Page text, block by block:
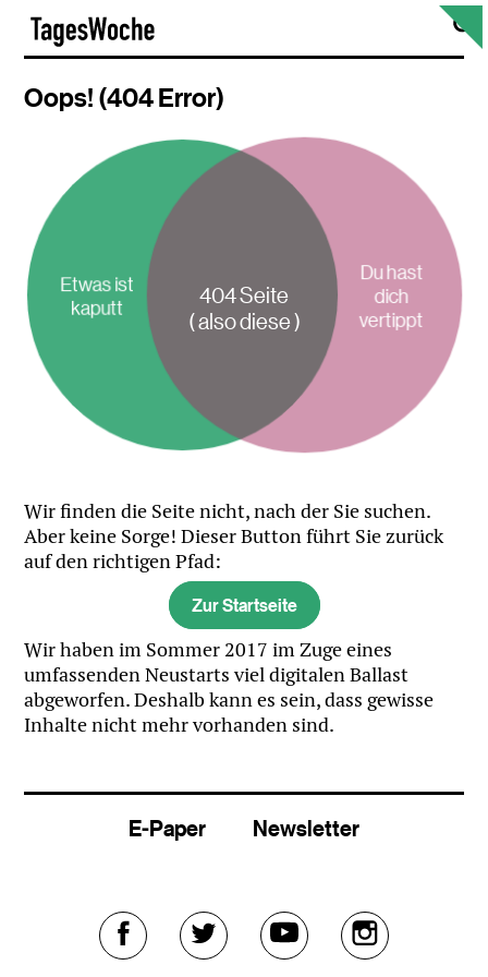
Skip
content
Oops! (404 Error)
Etwas ist
kaputt
404 Seite
( also diese )
Du hast
dich
vertippt
Wir finden die Seite nicht, nach der Sie suchen.
Aber keine Sorge! Dieser Button führt Sie zurück
auf den richtigen Pfad:
Zur Startseite
Wir haben im Sommer 2017 im Zuge eines
umfassenden Neustarts viel digitalen Ballast
abgeworfen. Deshalb kann es sein, dass gewisse
Inhalte nicht mehr vorhanden sind.
E-Paper Newsletter
Externer Externer Externer Externer